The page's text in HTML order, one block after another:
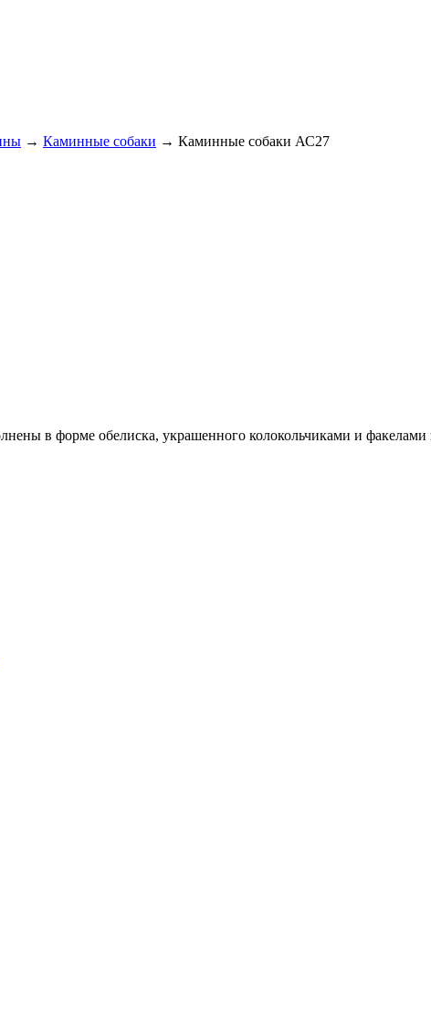
→ Каминные собаки → Каминные собаки АС27
в форме обелиска, украшенного колокольчиками и